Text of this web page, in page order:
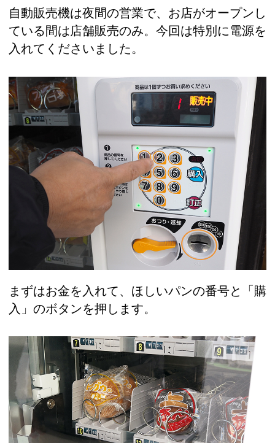
自動販売機は夜間の営業で、お店がオープンし
ている間は店舗販売のみ。今回は特別に電源を
入れてくださいました。
まずはお金を入れて、ほしいパンの番号と「購
入」のボタンを押します。